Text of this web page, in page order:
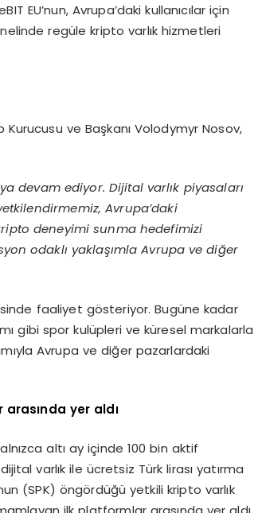
EU’nun, Avrupa’daki kullanıcılar için
regüle kripto varlık hizmetleri
ve Başkanı Volodymyr Nosov,
devam ediyor. Dijital varlık piyasaları
Avrupa’daki
deneyimi sunma hedefimizi
odaklı yaklaşımla Avrupa ve diğer
faaliyet gösteriyor. Bugüne kadar
gibi spor kulüpleri ve küresel markalarla
Avrupa ve diğer pazarlardaki
yer aldı
altı ay içinde 100 bin aktif
varlık ile ücretsiz Türk lirası yatırma
(SPK) öngördüğü yetkili kripto varlık